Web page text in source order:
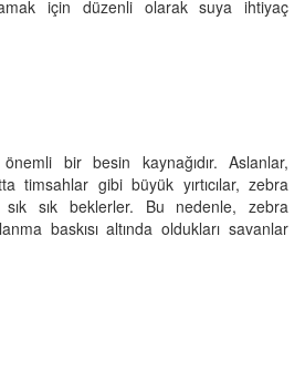
için düzenli olarak suya ihtiyaç
bir besin kaynağıdır. Aslanlar,
timsahlar gibi büyük yırtıcılar, zebra
sık beklerler. Bu nedenle, zebra
baskısı altında oldukları savanlar